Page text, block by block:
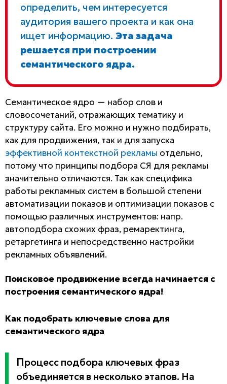
определить, чем интересуется
аудитория вашего проекта и как она
ищет информацию. Эта задача
решается при построении
семантического ядра.
Семантическое ядро — набор слов и
словосочетаний, отражающих тематику и
структуру сайта. Его можно и нужно подбирать,
как для продвижения, так и для запуска
эффективной контекстной рекламы отдельно,
потому что принципы подбора СЯ для рекламы
значительно отличаются. Так как специфика
работы рекламных систем в большой степени
автоматизации показов и оптимизации показов с
помощью различных инструментов: напр.
автоподбора схожих фраз, ремаректинга,
ретаргетинга и непосредственно настройки
рекламных объявлений.
Поисковое продвижение всегда начинается с
построения семантического ядра!
Как подобрать ключевые слова для
семантического ядра
Процесс подбора ключевых фраз
объединяется в несколько этапов. На